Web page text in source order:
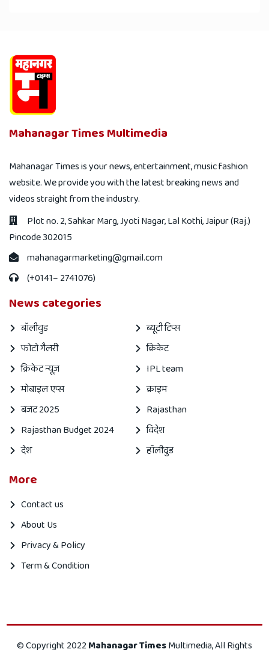
Mahanagar Times Multimedia
Mahanagar Times is your news, entertainment, music fashion
website. We provide you with the latest breaking news and
videos straight from the industry.
Plot no. 2, Sahkar Marg, Jyoti Nagar, Lal Kothi, Jaipur (Raj.)
Pincode 302015
mahanagarmarketing@gmail.com
(+0141– 2741076)
News categories
बॉलीवुड
ब्यूटी टिप्स
फोटो गैलरी
क्रिकेट
क्रिकेट न्यूज़
IPL team
मोबाइल एप्स
क्राइम
बजट 2025
Rajasthan
Rajasthan Budget 2024
विदेश
देश
हॉलीवुड
More
Contact us
About Us
Privacy & Policy
Term & Condition
times
Times© Copyright 2022Mahanagar TimesMultimedia, All Rights